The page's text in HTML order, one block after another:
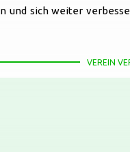
sich weiter
VEREIN